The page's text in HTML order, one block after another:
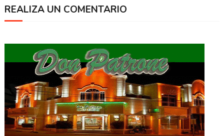
REALIZA UN COMENTARIO